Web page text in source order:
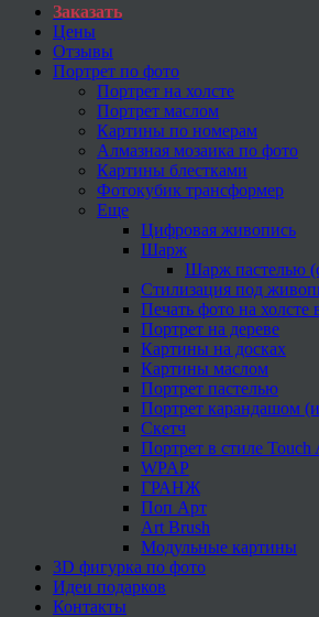
Заказать
Цены
Отзывы
Портрет по фото
Портрет на холсте
Портрет маслом
Картины по номерам
Алмазная мозаика по фото
Картины блестками
Фотокубик трансформер
Еще
Цифровая живопись
Шарж
Шарж пастелью
Стилизация под
Печать фото на
Портрет на дереве
Картины на досках
Картины маслом
Портрет пастелью
Портрет карандашом
Скетч
Портрет в стиле Touch
WPAP
ГРАНЖ
Поп Арт
Art Brush
Модульные картины
3D фигурка по фото
Идеи подарков
Контакты